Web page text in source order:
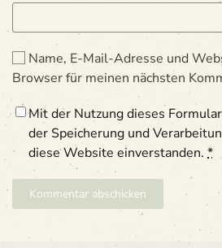
Name, E-Mail-Adresse und
Browser für meinen nächsten
Mit der Nutzung dieses
der Speicherung und
diese Website einverstanden. *
Kommentar abschicken